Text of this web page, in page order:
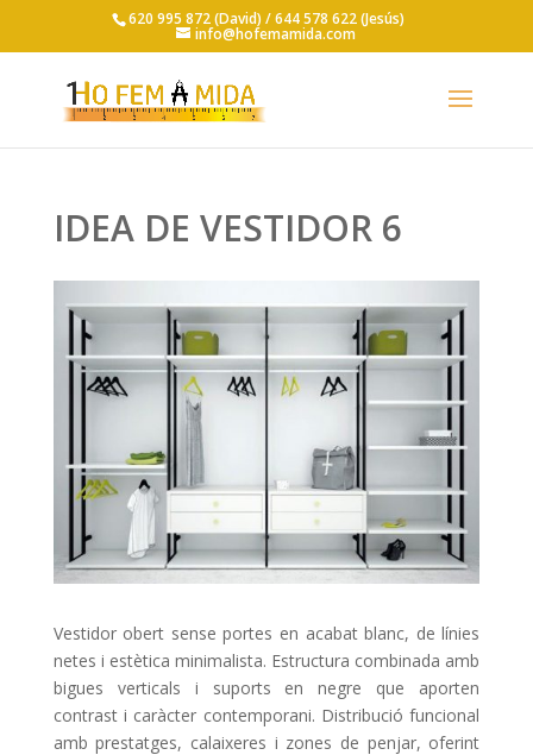
620 995 872 (David) /644 578 622 (Jesús)
info@hofemamida.com
IDEA DE VESTIDOR 6
Vestidor obert sense portes en acabat blanc, de línies
netes i estètica minimalista. Estructura combinada amb
bigues verticals i suports en negre que aporten
contrast i caràcter contemporani. Distribució funcional
amb prestatges, calaixeres i zones de penjar, oferint